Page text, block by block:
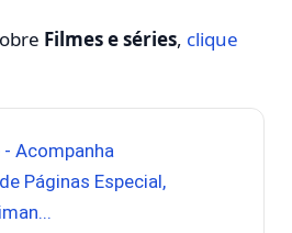
Filmes e séries, clique